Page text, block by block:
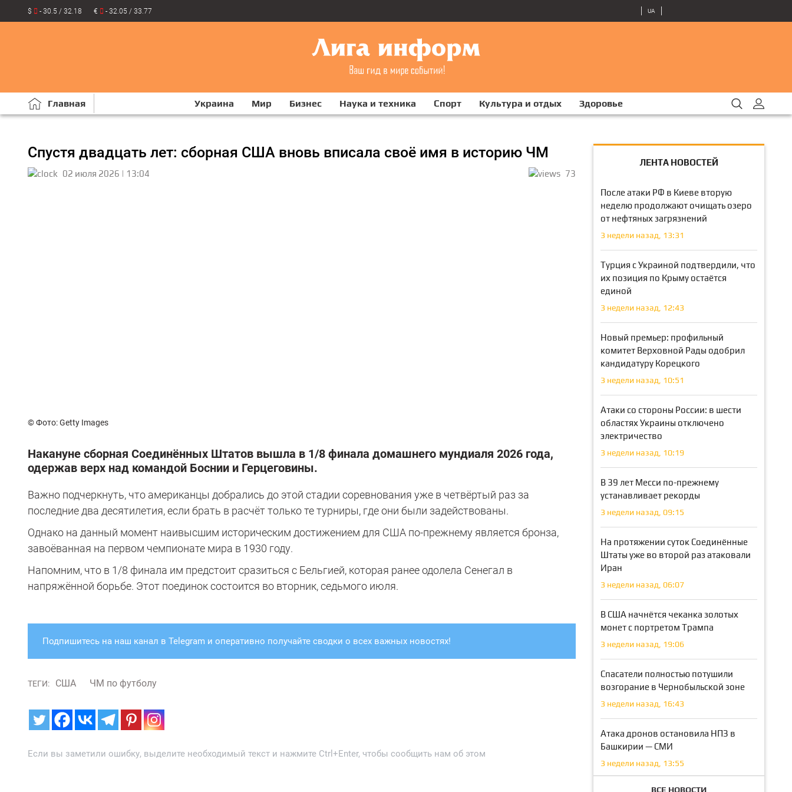
$ - 30.5 / 32.18 € - 32.05 / 33.77 UA
Главная Украина Мир Бизнес Наука и техника Спорт Культура и отдых Здоровье
Спустя двадцать лет: сборная США вновь вписала своё имя в историю ЧМ
02 июля 2026 | 13:04 73
© Фото: Getty Images
Накануне сборная Соединённых Штатов вышла в 1/8 финала домашнего мундиаля 2026 года,
одержав верх над командой Боснии и Герцеговины.
Важно подчеркнуть, что американцы добрались до этой стадии соревнования уже в четвёртый раз за
последние два десятилетия, если брать в расчёт только те турниры, где они были задействованы.
Однако на данный момент наивысшим историческим достижением для США по-прежнему является бронза,
завоёванная на первом чемпионате мира в 1930 году.
Напомним, что в 1/8 финала им предстоит сразиться с Бельгией, которая ранее одолела Сенегал в
напряжённой борьбе. Этот поединок состоится во вторник, седьмого июля.
Подпишитесь на наш канал в Telegram и оперативно получайте сводки о всех важных новостях!
ТЕГИ: США ЧМ по футболу
Если вы заметили ошибку, выделите необходимый текст и нажмите Ctrl+Enter, чтобы сообщить нам об этом
ЛЕНТА НОВОСТЕЙ
После атаки РФ в Киеве вторую
неделю продолжают очищать озеро
от нефтяных загрязнений
3 недели назад, 13:31
Турция с Украиной подтвердили, что
их позиция по Крыму остаётся
единой
3 недели назад, 12:43
Новый премьер: профильный
комитет Верховной Рады одобрил
кандидатуру Корецкого
3 недели назад, 10:51
Атаки со стороны России: в шести
областях Украины отключено
электричество
3 недели назад, 10:19
В 39 лет Месси по-прежнему
устанавливает рекорды
3 недели назад, 09:15
На протяжении суток Соединённые
Штаты уже во второй раз атаковали
Иран
3 недели назад, 06:07
В США начнётся чеканка золотых
монет с портретом Трампа
3 недели назад, 19:06
Спасатели полностью потушили
возгорание в Чернобыльской зоне
3 недели назад, 16:43
Атака дронов остановила НПЗ в
Башкирии — СМИ
3 недели назад, 13:55
ВСЕ НОВОСТИ